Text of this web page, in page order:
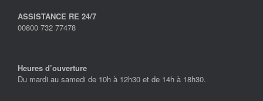
ASSISTANCE RE 24/7
00800 732 77478
Heures d’ouverture
Du mardi au samedi de 10h à 12h30 et de 14h à 18h30.